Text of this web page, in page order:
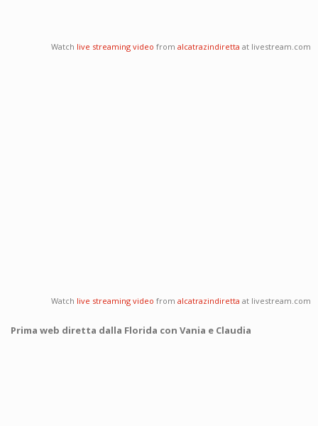
Watch live streaming video from alcatrazindiretta at livestream.com
Watch live streaming video from alcatrazindiretta at livestream.com
Prima web diretta dalla Florida con Vania e Claudia